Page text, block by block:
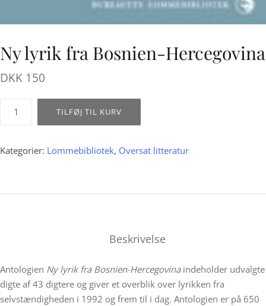
Ny lyrik fra Bosnien-Hercegovina
DKK 150
Bosnien-
TILFØJ TIL KURV
Kategorier: Lommebibliotek, Oversat litteratur
Beskrivelse
Antologien Ny lyrik fra Bosnien-Hercegovina indeholder udvalgte
digte af 43 digtere og giver et overblik over lyrikken fra
selvstændigheden i 1992 og frem til i dag. Antologien er på 650